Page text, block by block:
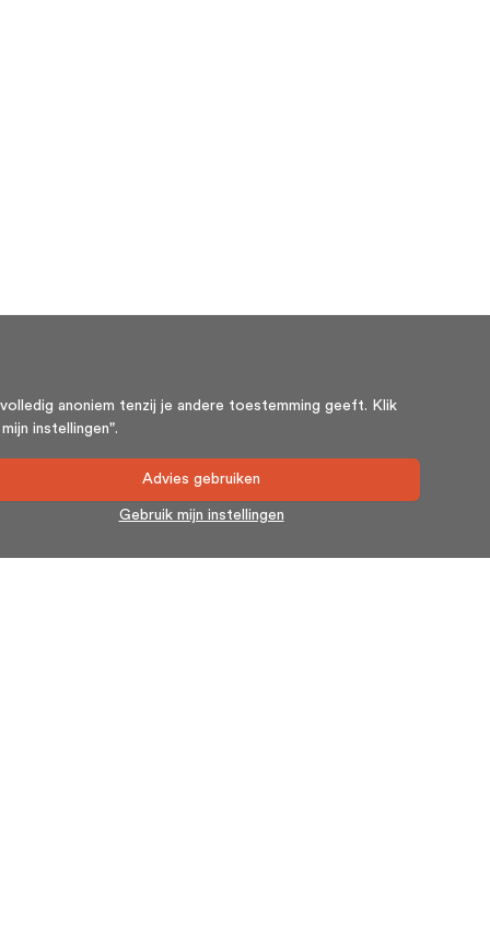
anoniem tenzij je andere toestemming geeft. Klik
instellingen".
Advies gebruiken
Gebruik mijn instellingen